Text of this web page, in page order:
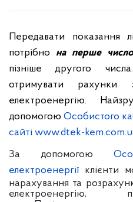
Передавати показання
потрібно на перше
пізніше другого
отримувати рахунки
електроенергію.
допомогою Особистого
сайті www.dtek-
За допомогою
електроенергії клієнти
нарахування та
електроенергію,